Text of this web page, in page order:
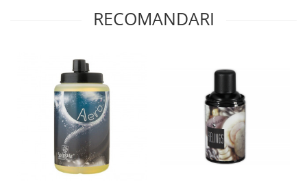
RECOMANDARI